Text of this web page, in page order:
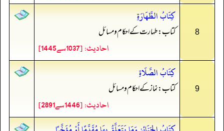
8
كِتَابُ الطَّهَارَةِ
کتاب: طہارت کے احکام و مسائل
احادیث: [1037سے1445]
9
كِتَابُ الصَّلَاةِ
کتاب: نماز کے احکام و مسائل
احادیث: [1446سے2891]